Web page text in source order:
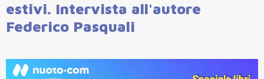
estivi. Intervista all'autore
Federico Pasquali